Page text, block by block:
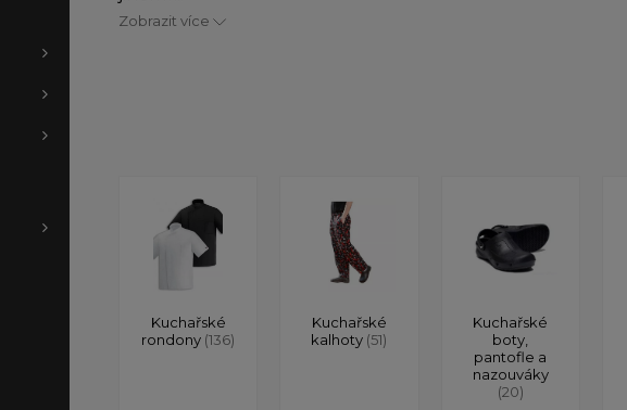
Zobrazit více
Kuchařské
rondony (136)
Kuchařské
kalhoty (51)
Kuchařské
boty,
pantofle a
nazouváky
(20)